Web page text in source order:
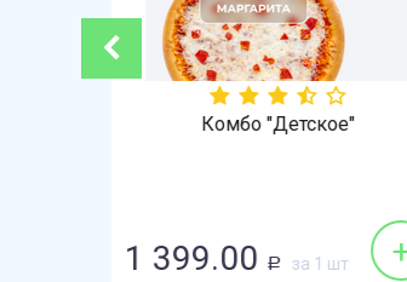
Комбо "Детское"
1 399.00 Р за 1 шт